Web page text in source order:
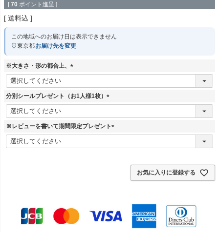
[ 70 ポイント進呈 ]
送料込
この地域へのお届け日は表示できません
東京都お届け先を変更
※大きさ・形の都合上、
(
須
分別シールプレゼント（お1人様1枚）
(
須
※レビューを書いて期間限定プレゼント
(
お気に入りに登録する